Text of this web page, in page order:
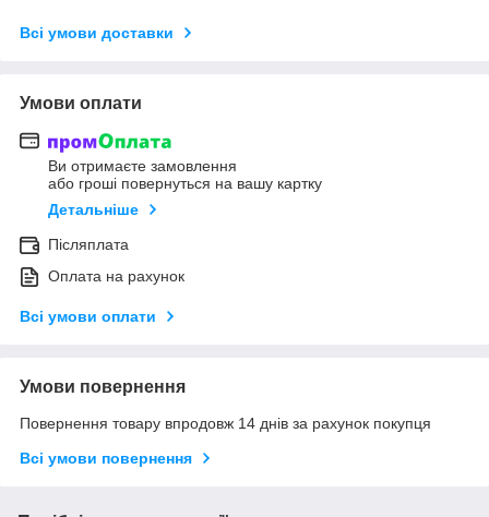
Всі умови доставки
Умови оплати
Ви отримаєте замовлення
або гроші повернуться на вашу картку
Детальніше
Післяплата
Оплата на рахунок
Всі умови оплати
Умови повернення
Повернення товару впродовж 14 днів за рахунок покупця
Всі умови повернення